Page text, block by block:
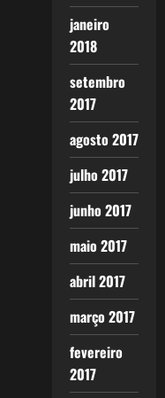
janeiro
2018
setembro
2017
agosto 2017
julho 2017
junho 2017
maio 2017
abril 2017
março 2017
fevereiro
2017